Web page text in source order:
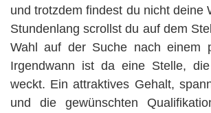
und trotzdem findest du nicht deine
Stundenlang scrollst du auf dem
Wahl auf der Suche nach einem
Irgendwann ist da eine Stelle,
weckt. Ein attraktives Gehalt,
und die gewünschten